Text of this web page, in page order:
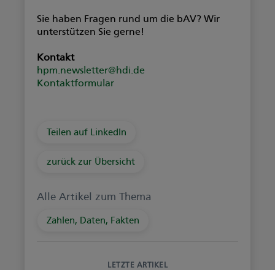
Sie haben Fragen rund um die bAV? Wir
unterstützen Sie gerne!
Kontakt
hpm.newsletter@hdi.de
Kontaktformular
Teilen auf LinkedIn
zurück zur Übersicht
Alle Artikel zum Thema
Zahlen, Daten, Fakten
LETZTE ARTIKEL